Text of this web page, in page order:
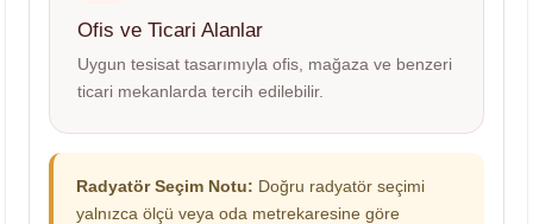
Ofis ve Ticari Alanlar
Uygun tesisat tasarımıyla ofis, mağaza ve benzeri
ticari mekanlarda tercih edilebilir.
Radyatör Seçim Notu: Doğru radyatör seçimi
yalnızca ölçü veya oda metrekaresine göre